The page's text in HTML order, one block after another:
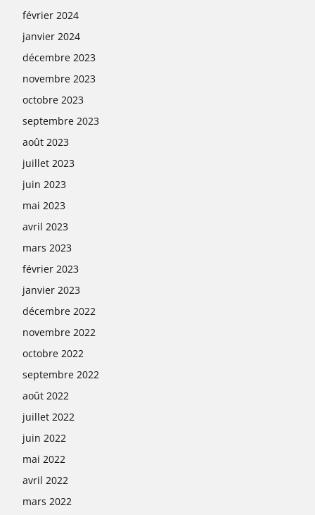
février 2024
janvier 2024
décembre 2023
novembre 2023
octobre 2023
septembre 2023
août 2023
juillet 2023
juin 2023
mai 2023
avril 2023
mars 2023
février 2023
janvier 2023
décembre 2022
novembre 2022
octobre 2022
septembre 2022
août 2022
juillet 2022
juin 2022
mai 2022
avril 2022
mars 2022